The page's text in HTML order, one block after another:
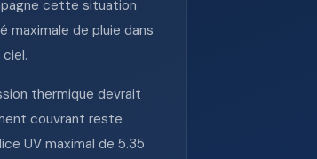
cette situation
maximale de pluie dans
thermique devrait
couvrant reste
UV maximal de 5.35